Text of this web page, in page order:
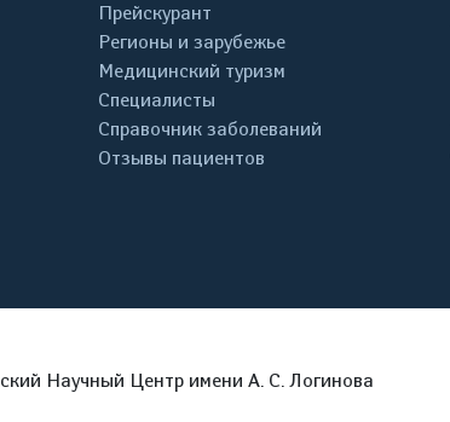
Прейскурант
Регионы и зарубежье
Медицинский туризм
Специалисты
Справочник заболеваний
Отзывы пациентов
Научный Центр имени А. С. Логинова